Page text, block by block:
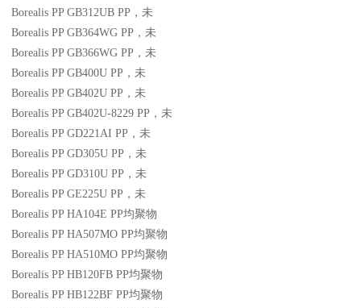
Borealis PP GB312UB PP ，未
Borealis PP GB364WG PP ，未
Borealis PP GB366WG PP ，未
Borealis PP GB400U PP ，未
Borealis PP GB402U PP ，未
Borealis PP GB402U-8229 PP ，未
Borealis PP GD221AI PP ，未
Borealis PP GD305U PP ，未
Borealis PP GD310U PP ，未
Borealis PP GE225U PP ，未
Borealis PP HA104E PP均聚物
Borealis PP HA507MO PP均聚物
Borealis PP HA510MO PP均聚物
Borealis PP HB120FB PP均聚物
Borealis PP HB122BF PP均聚物